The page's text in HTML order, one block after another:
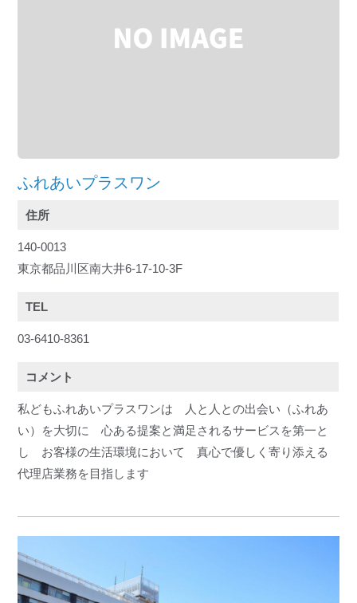
ふれあいプラスワン
住所
140-0013
東京都品川区南大井6-17-10-3F
TEL
03-6410-8361
コメント
私どもふれあいプラスワンは 人と人との出会い（ふれあ
い）を大切に 心ある提案と満足されるサービスを第一と
し お客様の生活環境において 真心で優しく寄り添える
代理店業務を目指します